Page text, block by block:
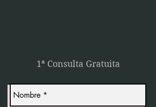
1ª Consulta Gratuita